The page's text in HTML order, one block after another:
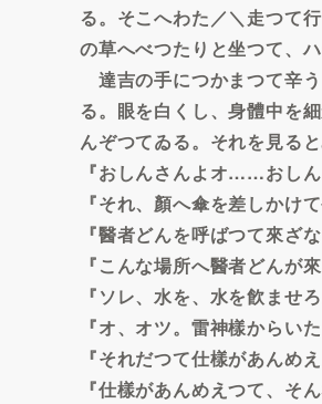
る。そこへわた／＼走つて
の草へべつたりと坐つて、
達吉の手につかまつて辛
る。眼を白くし、身體中を
んぞつてゐる。それを見る
『おしんさんよオ……おし
『それ、顏へ傘を差しかけ
『醫者どんを呼ばつて來ざ
『こんな場所へ醫者どんが
『ソレ、水を、水を飮ませろ
『オ、オツ。雷神樣からい
『それだつて仕樣があんめえ
『仕樣があんめえつて、そ